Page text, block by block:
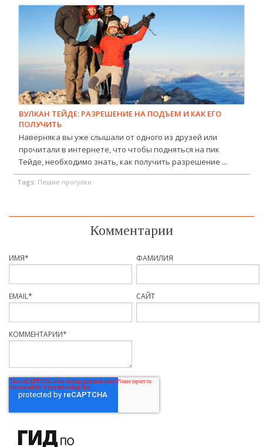
ВУЛКАН ТЕЙДЕ: РАЗРЕШЕНИЕ НА ПОДЪЕМ И КАК ЕГО
ПОЛУЧИТЬ
Наверняка вы уже слышали от одного из друзей или
прочитали в интернете, что чтобы подняться на пик
Тейде, необходимо знать, как получить разрешение ...
Tags: Пешие прогулки
Комментарии
ИМЯ* ФАМИЛИЯ
EMAIL* САЙТ
КОММЕНТАРИИ*